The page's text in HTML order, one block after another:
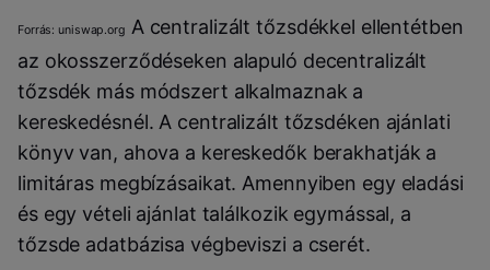
Forrás: uniswap.org A centralizált tőzsdékkel ellentétben
az okosszerződéseken alapuló decentralizált
tőzsdék más módszert alkalmaznak a
kereskedésnél. A centralizált tőzsdéken ajánlati
könyv van, ahova a kereskedők berakhatják a
limitáras megbízásaikat. Amennyiben egy eladási
és egy vételi ajánlat találkozik egymással, a
tőzsde adatbázisa végbeviszi a cserét.